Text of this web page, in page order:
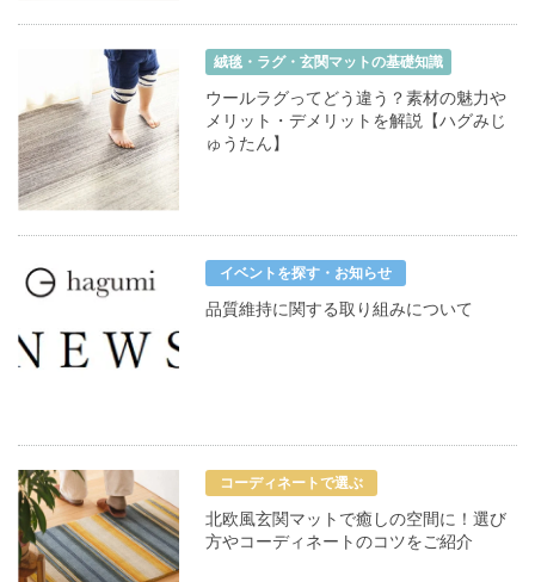
絨毯・ラグ・玄関マットの基礎知識
ウールラグってどう違う？素材の魅力や
メリット・デメリットを解説【ハグみじ
ゅうたん】
イベントを探す・お知らせ
品質維持に関する取り組みについて
コーディネートで選ぶ
北欧風玄関マットで癒しの空間に！選び
方やコーディネートのコツをご紹介